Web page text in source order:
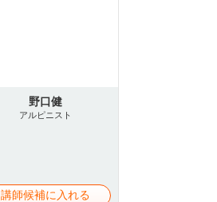
野口健
アルピニスト
講師候補に入れる